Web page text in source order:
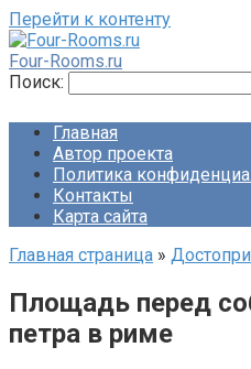
Перейти к контенту
Four-Rooms.ru
Поиск:
Главная
Автор проекта
Политика
Контакты
Карта сайта
Главная страница »
Площадь перед
петра в риме